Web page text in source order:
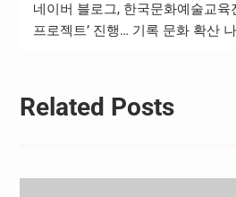
네이버 블로그, 한국문화예술교육
프로젝트’ 진행… 기록 문화 확산
Related Posts